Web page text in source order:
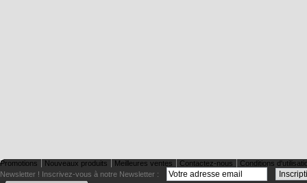
Promotions Nouveaux produits Meilleures ventes Contactez-nous
Conditions
Newsletter ! Inscrivez-vous à notre Newsletter :